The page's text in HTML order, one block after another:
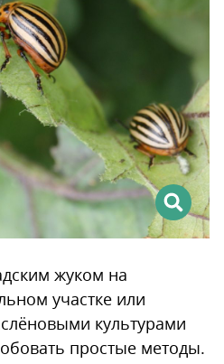
жуком на
участке или
культурами
простые методы.